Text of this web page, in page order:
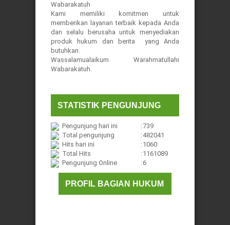
Wabarakatuh
Kami memiliki komitmen untuk
memberikan layanan terbaik kepada Anda
dan selalu berusaha untuk menyediakan
produk hukum dan berita yang Anda
butuhkan.
Wassalamualaikum Warahmatullahi
Wabarakatuh.
STATISTIK PENGUNJUNG
Pengunjung hari ini :739
Total pengunjung
:482041
Hits hari ini
:1060
Total Hits
:1161089
Pengunjung Online
:6
PROFIL BAGIAN HUKUM